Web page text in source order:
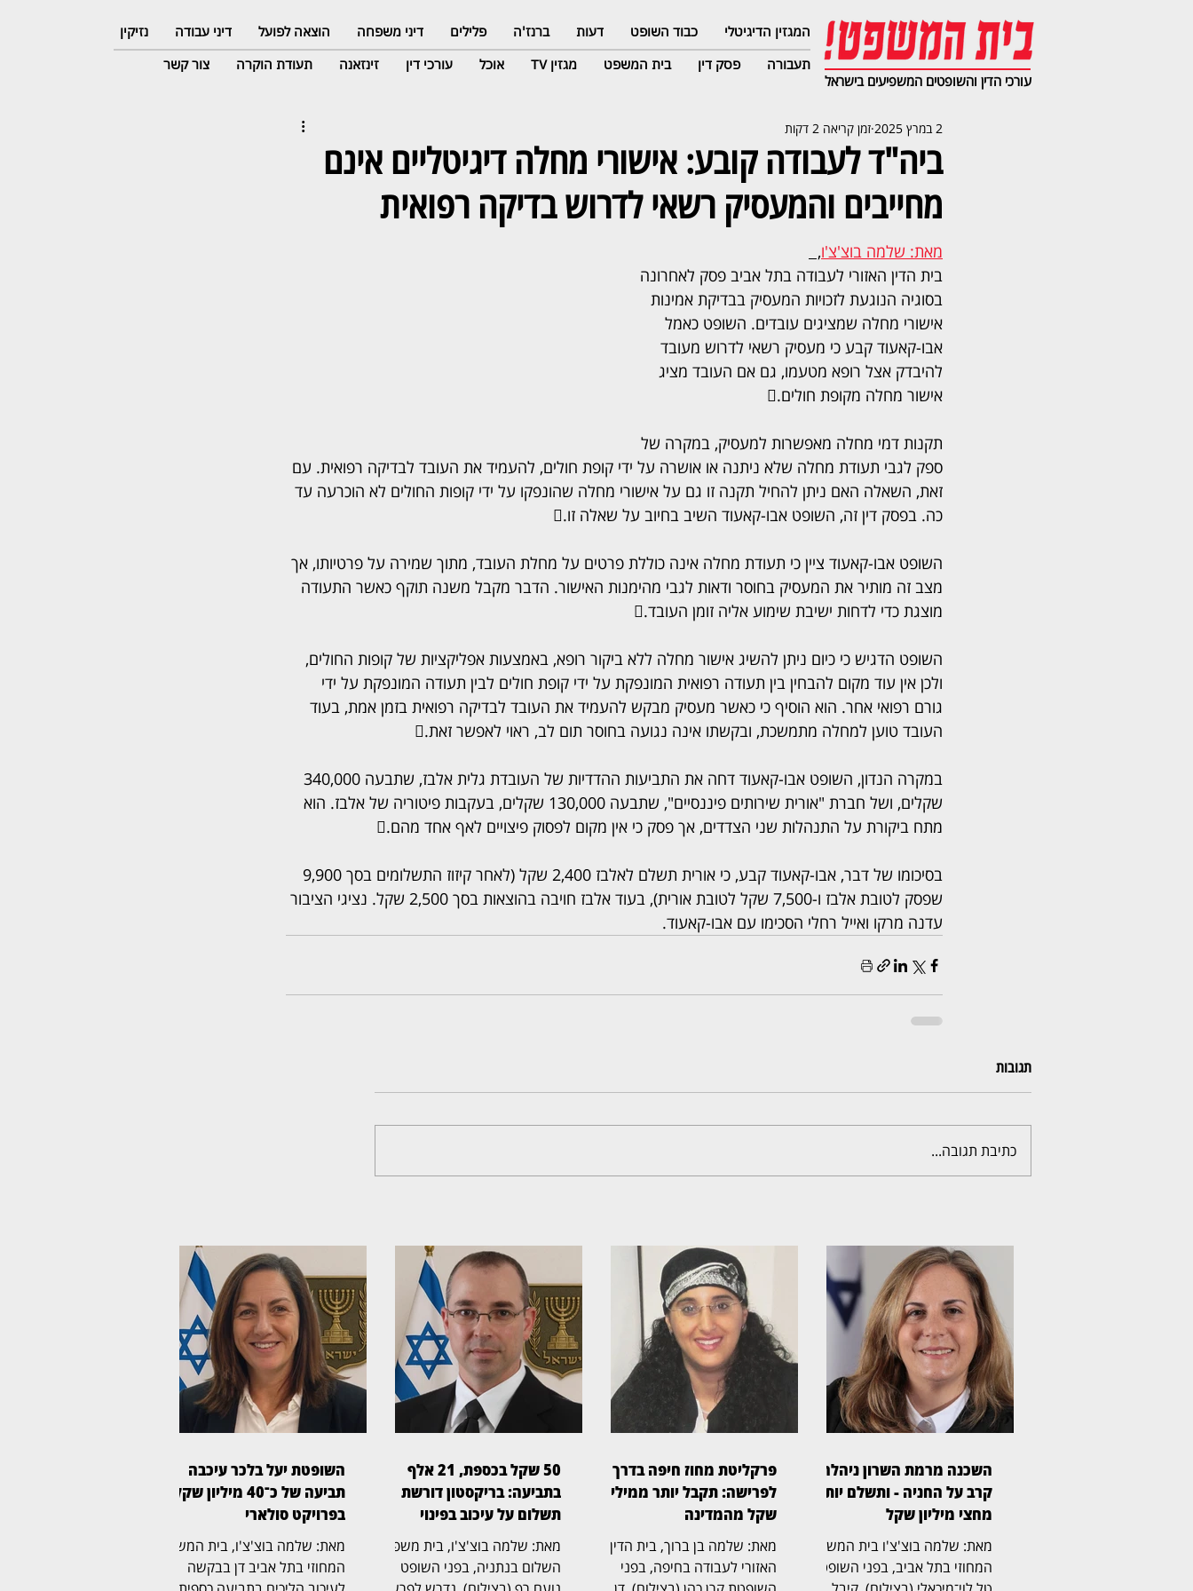
המגזין הדיגיטלי כבוד השופט דעות ברנז'ה פלילים דיני משפחה הוצאה לפועל דיני עבודה
נזיקין
תעבורה
פסק דין בית המשפט מגזין TV אוכל עורכי דין זינזאנה תעודת הוקרה צור קשר
עורכי הדין והשופטים המשפיעים בישראל
ביה"ד לעבודה קובע: אישורי מחלה דיגיטליים אינם
מחייבים והמעסיק רשאי לדרוש בדיקה רפואית
2 במרץ 2025 זמן קריאה 2 דקות
מאת: שלמה בוצ'צ'ו,
בית הדין האזורי לעבודה בתל אביב פסק לאחרונה
בסוגיה הנוגעת לזכויות המעסיק בבדיקת אמינות
אישורי מחלה שמציגים עובדים. השופט כאמל
אבו-קאעוד קבע כי מעסיק רשאי לדרוש מעובד
להיבדק אצל רופא מטעמו, גם אם העובד מציג
אישור מחלה מקופת חולים.
תקנות דמי מחלה מאפשרות למעסיק, במקרה של
ספק לגבי תעודת מחלה שלא ניתנה או אושרה על ידי קופת חולים, להעמיד את העובד לבדיקה רפואית. עם
זאת, השאלה האם ניתן להחיל תקנה זו גם על אישורי מחלה שהונפקו על ידי קופות החולים לא הוכרעה עד
כה. בפסק דין זה, השופט אבו-קאעוד השיב בחיוב על שאלה זו.
השופט אבו-קאעוד ציין כי תעודת מחלה אינה כוללת פרטים על מחלת העובד, מתוך שמירה על פרטיותו, אך
מצב זה מותיר את המעסיק בחוסר ודאות לגבי מהימנות האישור. הדבר מקבל משנה תוקף כאשר התעודה
מוצגת כדי לדחות ישיבת שימוע אליה זומן העובד.
השופט הדגיש כי כיום ניתן להשיג אישור מחלה ללא ביקור רופא, באמצעות אפליקציות של קופות החולים,
ולכן אין עוד מקום להבחין בין תעודה רפואית המונפקת על ידי קופת חולים לבין תעודה המונפקת על ידי
גורם רפואי אחר. הוא הוסיף כי כאשר מעסיק מבקש להעמיד את העובד לבדיקה רפואית בזמן אמת, בעוד
העובד טוען למחלה מתמשכת, ובקשתו אינה נגועה בחוסר תום לב, ראוי לאפשר זאת.
שקלים, ושל חברת "אורית שירותים פיננסיים", שתבעה 130,000 שקלים, בעקבות פיטוריה של אלבז. הוא
מתח ביקורת על התנהלות שני הצדדים, אך פסק כי אין מקום לפסוק פיצויים לאף אחד מהם.
שפסק לטובת אלבז ו-7,500 שקל לטובת אורית), בעוד אלבז חויבה בהוצאות בסך 2,500 שקל. נציגי הציבור
עדנה מרקו ואייל רחלי הסכימו עם אבו-קאעוד.
תגובות
כתיבת תגובה...
השכנה מרמת השרון ניהלה
קרב על החניה - ותשלם יותר
מחצי מיליון שקל
מאת: שלמה בוצ'צ'ו בית המשפט
המחוזי בתל אביב, בפני השופטת
פרקליטת מחוז חיפה בדרך
לפרישה: תקבל יותר ממיליון
שקל מהמדינה
מאת: שלמה בן ברוך, בית הדין
האזורי לעבודה בחיפה, בפני
50 שקל בכספת, 21 אלף
בתביעה: בריקסטון דורשת
תשלום על עיכוב בפינוי
מאת: שלמה בוצ'צ'ו, בית משפט
השלום בנתניה, בפני השופט
השופטת יעל בלכר עיכבה
תביעה של כ־40 מיליון שקל
בפרויקט סולארי
מאת: שלמה בוצ'צ'ו, בית המשפט
המחוזי בתל אביב דן בבקשה